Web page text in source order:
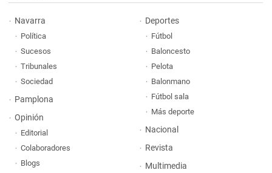
Navarra
Política
Sucesos
Tribunales
Sociedad
Pamplona
Opinión
Editorial
Colaboradores
Blogs
Deportes
Fútbol
Baloncesto
Pelota
Balonmano
Fútbol sala
Más deporte
Nacional
Revista
Multimedia